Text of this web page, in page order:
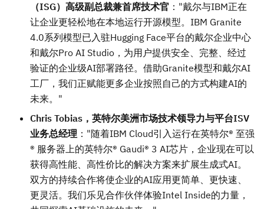
（ISG）高级副总裁兼首席技术官 ："戴尔与IBM正在
让企业更轻松地在本地运行开源模型。IBM Granite
4.0系列模型已入驻Hugging Face平台的戴尔企业中心
和戴尔Pro AI Studio，为用户提供安全、完整、经过
验证的企业级AI部署路径。借助Granite模型和戴尔AI
工厂，我们正赋能更多企业按照自己的方式构建AI的
未来。"
Chris Tobias，英特尔美洲市场技术领导力与平台ISV
业务总经理 ："随着IBM Cloud引入运行在英特尔® 至强
® 服务器上的英特尔® Gaudi® 3 AI芯片，企业现在可以
获得高性能、高性价比的解决方案来扩展生成式AI。
双方的持续合作将使企业的AI应用更简单、更快速、
更灵活。我们乐见合作伙伴体验Intel Inside的力量，